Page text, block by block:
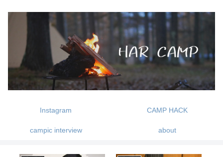
Instagram CAMP HACK
campic interview about